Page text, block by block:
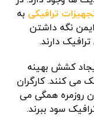
ترافیکی به
نگه داشتن
دارند.
کشش بهینه
می کنند. کارگران
روزمره همگی می
سود ببرند.